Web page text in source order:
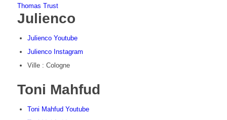
Thomas Trust
Julienco
Julienco Youtube
Julienco Instagram
Ville : Cologne
Toni Mahfud
Toni Mahfud Youtube